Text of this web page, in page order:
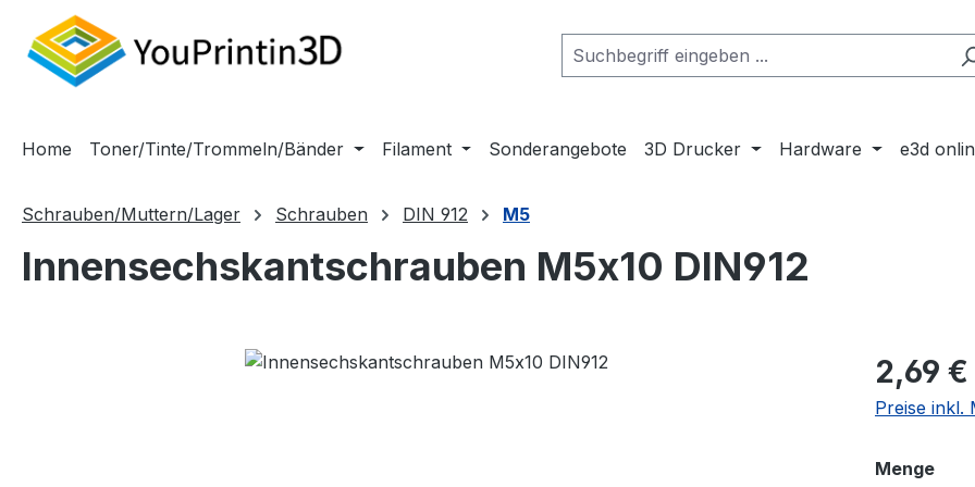
Hauptinhalt springen
Zur Suche springen
Zur Hauptnavigation springen
Home Toner/Tinte/Trommeln/Bänder Filament Sonderangebote 3D Drucker Hardware e3d
Schrauben/Muttern/Lager Schrauben DIN 912 M5
Innensechskantschrauben M5x10 DIN912
Regulärer
2,69 €
Preise inkl.
Menge